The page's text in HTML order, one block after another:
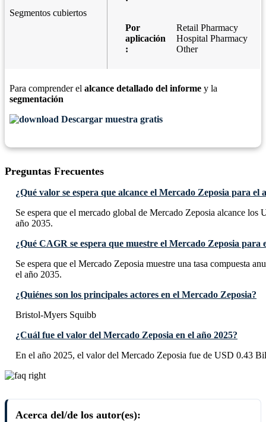
Segmentos cubiertos
Por
aplicación
:
Retail Pharmacy
Hospital Pharmacy
Other
Para comprender el alcance detallado del informe y la
segmentación
Descargar muestra gratis
Preguntas Frecuentes
¿Qué valor se espera que alcance el Mercado Zeposia para el
Se espera que el mercado global de Mercado Zeposia alcance
año 2035.
¿Qué CAGR se espera que muestre el Mercado Zeposia para
Se espera que el Mercado Zeposia muestre una tasa compuesta
el año 2035.
¿Quiénes son los principales actores en el Mercado Zeposia?
Bristol-Myers Squibb
¿Cuál fue el valor del Mercado Zeposia en el año 2025?
En el año 2025, el valor del Mercado Zeposia fue de USD 0.43
Acerca del/de los autor(es):